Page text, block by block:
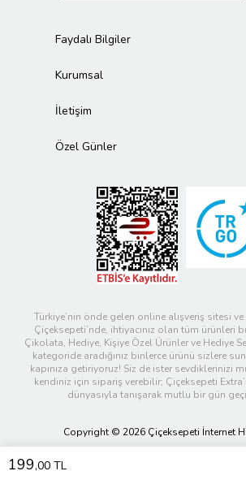
199,00 TL
Faydalı Bilgiler
Kurumsal
İletişim
Özel Günler
Türkiye’nin önde gelen online alışveriş sitesi
Çiçeksepeti’nde, ihtiyacınız olan tüm ürünleri
Çikolata, Hediye, Kişiye Özel Ürünler ve Hediye
kategoride aradığınız binlerce ürünü sizlere
kapınıza getiriyoruz! Siz de ister sevdiklerinizi
kendiniz için sipariş verebilir; Çiçeksepeti
dünyasıyla tanışarak mutlu bir gün
Copyright © 2026 Çiçeksepeti İnternet